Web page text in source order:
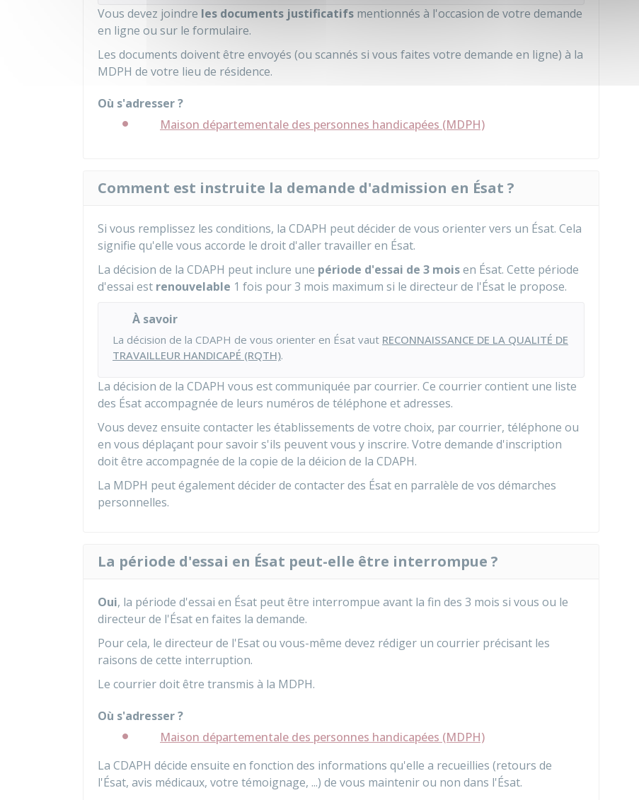
Vous devez joindre les documents justificatifs mentionnés à l'occasion de votre demande
en ligne ou sur le formulaire.
Les documents doivent être envoyés (ou scannés si vous faites votre demande en ligne) à la
MDPH de votre lieu de résidence.
Où s'adresser ?
Maison départementale des personnes handicapées (MDPH)
Comment est instruite la demande d'admission en Ésat ?
Si vous remplissez les conditions, la CDAPH peut décider de vous orienter vers un Ésat. Cela
signifie qu'elle vous accorde le droit d'aller travailler en Ésat.
La décision de la CDAPH peut inclure une période d'essai de 3 moisen Ésat. Cette période
d'essai est renouvelable 1 fois pour 3 mois maximum si le directeur de l'Ésat le propose.
À savoir
La décision de la CDAPH de vous orienter en Ésat vaut RECONNAISSANCE DE LA QUALITÉ DE
TRAVAILLEUR HANDICAPÉ (RQTH).
La décision de la CDAPH vous est communiquée par courrier. Ce courrier contient une liste
des Ésat accompagnée de leurs numéros de téléphone et adresses.
Vous devez ensuite contacter les établissements de votre choix, par courrier, téléphone ou
en vous déplaçant pour savoir s'ils peuvent vous y inscrire. Votre demande d'inscription
doit être accompagnée de la copie de la déicion de la CDAPH.
La MDPH peut également décider de contacter des Ésat en parralèle de vos démarches
personnelles.
La période d'essai en Ésat peut-elle être interrompue ?
Oui, la période d'essai en Ésat peut être interrompue avant la fin des 3 mois si vous ou le
directeur de l'Ésat en faites la demande.
Pour cela, le directeur de l'Esat ou vous-même devez rédiger un courrier précisant les
raisons de cette interruption.
Le courrier doit être transmis à la MDPH.
Où s'adresser ?
Maison départementale des personnes handicapées (MDPH)
La CDAPH décide ensuite en fonction des informations qu'elle a recueillies (retours de
l'Ésat, avis médicaux, votre témoignage, ...) de vous maintenir ou non dans l'Ésat.